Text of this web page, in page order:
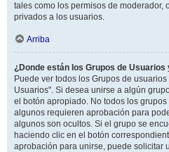
tales como los permisos de moderador,
privados a los usuarios.
Arriba
¿Donde están los Grupos de
Puede ver todos los Grupos de
Usuarios". Si desea unirse a algún
el botón apropiado. No todos los
algunos requieren aprobación para
algunos son ocultos. Si el grupo se
haciendo clic en el botón
aprobación para unirse, puede solicitar